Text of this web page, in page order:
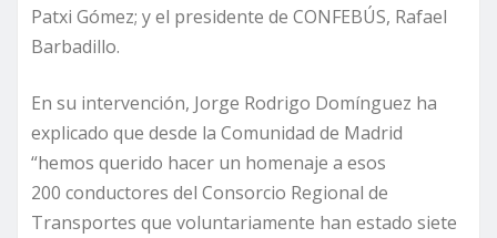
Patxi Gómez; y el presidente de CONFEBÚS, Rafael
Barbadillo.
En su intervención, Jorge Rodrigo Domínguez ha
explicado que desde la Comunidad de Madrid
“hemos querido hacer un homenaje a esos
200 conductores del Consorcio Regional de
Transportes que voluntariamente han estado siete